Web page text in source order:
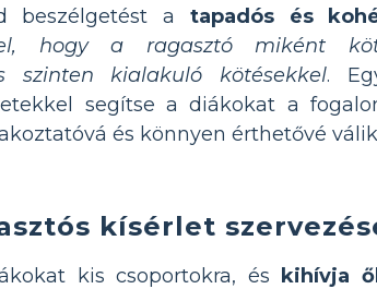
beszélgetést a tapadós és
el, hogy a ragasztó miként
szinten kialakuló kötésekkel.
segítse a diákokat a
és könnyen érthetővé
kísérlet
kis csoportokra, és
kihívja